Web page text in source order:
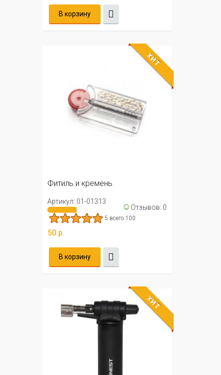
В корзину
ХИТ
Фитиль и кремень
Артикул: 01-01313 ☺ Отзывов: 0
5 всего 100
50 р.
В корзину
ХИТ